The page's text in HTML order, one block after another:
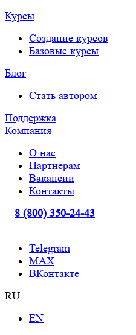
Курсы
Создание курсов
Базовые курсы
Блог
Стать автором
Поддержка
Компания
О нас
Партнерам
Вакансии
Контакты
8 (800) 350-24-43
Telegram
МАХ
ВКонтакте
RU
EN